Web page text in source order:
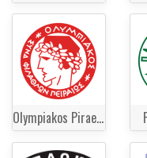
Olympiakos Piraeus